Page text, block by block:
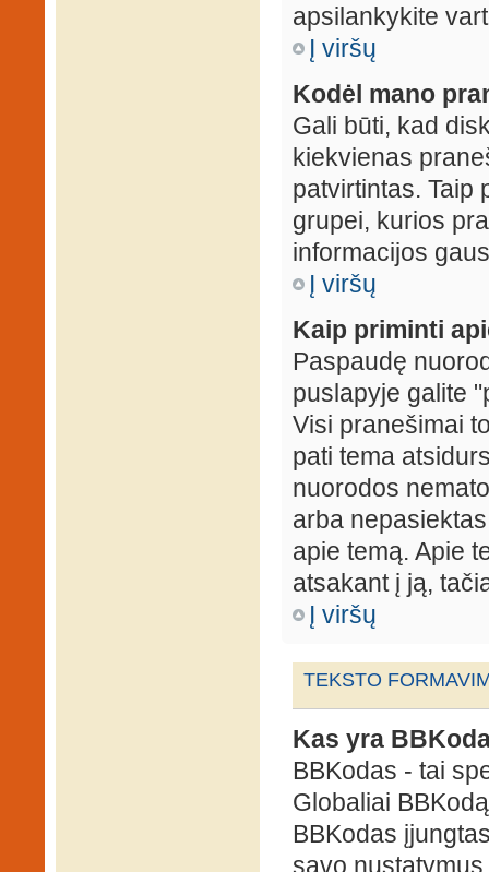
apsilankykite
Į viršų
Kodėl mano
Gali būti, kad
kiekvienas
patvirtintas. Taip
grupei, kurios
informacijos
Į viršų
Kaip priminti
Paspaudę
puslapyje galite
Visi pranešimai
pati tema
nuorodos
arba
apie temą. Apie
atsakant į ją,
Į viršų
TEKSTO
Kas yra
BBKodas - tai
Globaliai
BBKodas
savo